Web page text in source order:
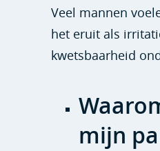
Veel mannen
het eruit als
kwetsbaarheid
mijn